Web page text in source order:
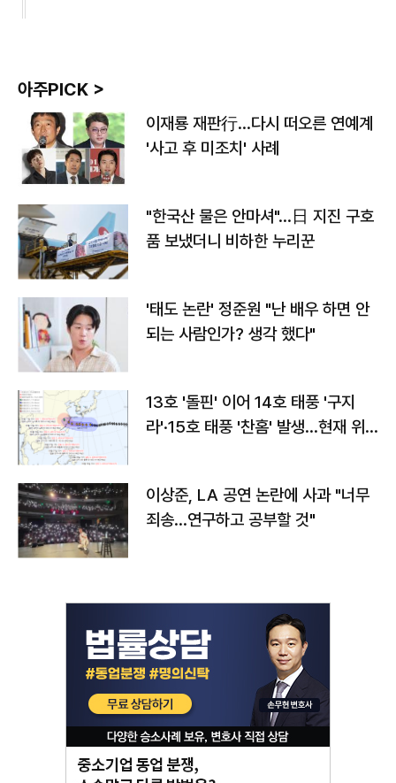
아주PICK >
이재룡 재판行…다시 떠오른 연예계
'사고 후 미조치' 사례
"한국산 물은 안마셔"…日 지진 구호
품 보냈더니 비하한 누리꾼
'태도 논란' 정준원 "난 배우 하면 안
되는 사람인가? 생각 했다"
13호 '돌핀' 이어 14호 태풍 '구지
라'·15호 태풍 '찬홈' 발생…현재 위
이상준, LA 공연 논란에 사과 "너무
죄송…연구하고 공부할 것"